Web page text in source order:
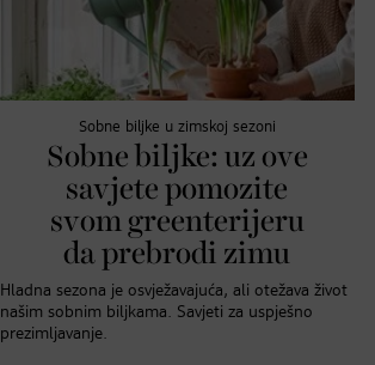
Sobne biljke u zimskoj sezoni
Sobne biljke: uz ove
savjete pomozite
svom greenterijeru
da prebrodi zimu
Hladna sezona je osvježavajuća, ali otežava život
našim sobnim biljkama. Savjeti za uspješno
prezimljavanje.